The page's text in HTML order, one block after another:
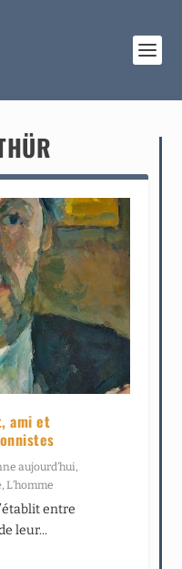
ami et
aujourd’hui
L’homme
entre
leur...